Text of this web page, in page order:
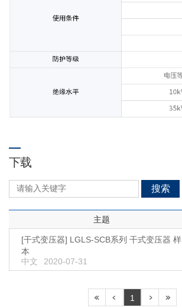
下载
搜索
主题
[干式变压器] LGLS-SCB系列 干式变压器 样
本
中文
2020-07-31
1